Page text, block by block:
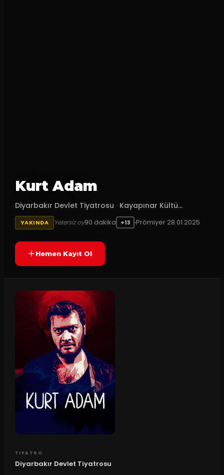
Kurt Adam
Diyarbakır Devlet Tiyatrosu · Kayapınar Kültü...
YAKINDA Yetersiz oy90 dakika +13 Prömiyer 28.01.2025
Hemen Kayıt Ol
TIYATRO
Diyarbakır Devlet Tiyatrosu